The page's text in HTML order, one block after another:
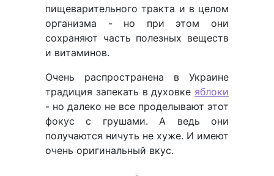
пищеварительного тракта и в целом
организма - но при этом они
сохраняют часть полезных веществ
и витаминов.
Очень распространена в Украине
традиция запекать в духовке яблоки
- но далеко не все проделывают этот
фокус с грушами. А ведь они
получаются ничуть не хуже. И имеют
очень оригинальный вкус.